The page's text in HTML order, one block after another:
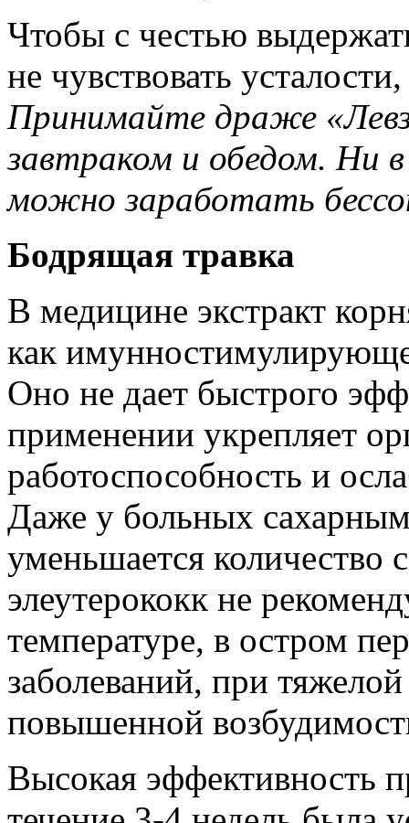
Чтобы с честью
не чувствовать
Принимайте драже
завтраком и обедом. Ни в
можно заработать
Бодрящая травка
В медицине экстракт
как
Оно не дает быстрого
применении укрепляет
работоспособность и
Даже у больных
уменьшается количество
элеутерококк не
температуре, в остром
заболеваний, при
повышенной
Высокая эффективность